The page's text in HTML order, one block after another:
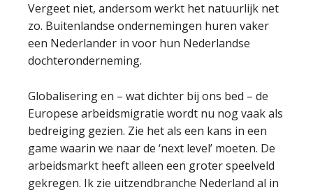
Vergeet niet, andersom werkt het natuurlijk net
zo. Buitenlandse ondernemingen huren vaker
een Nederlander in voor hun Nederlandse
dochteronderneming.
Globalisering en – wat dichter bij ons bed – de
Europese arbeidsmigratie wordt nu nog vaak als
bedreiging gezien. Zie het als een kans in een
game waarin we naar de ‘next level’ moeten. De
arbeidsmarkt heeft alleen een groter speelveld
gekregen. Ik zie uitzendbranche Nederland al in